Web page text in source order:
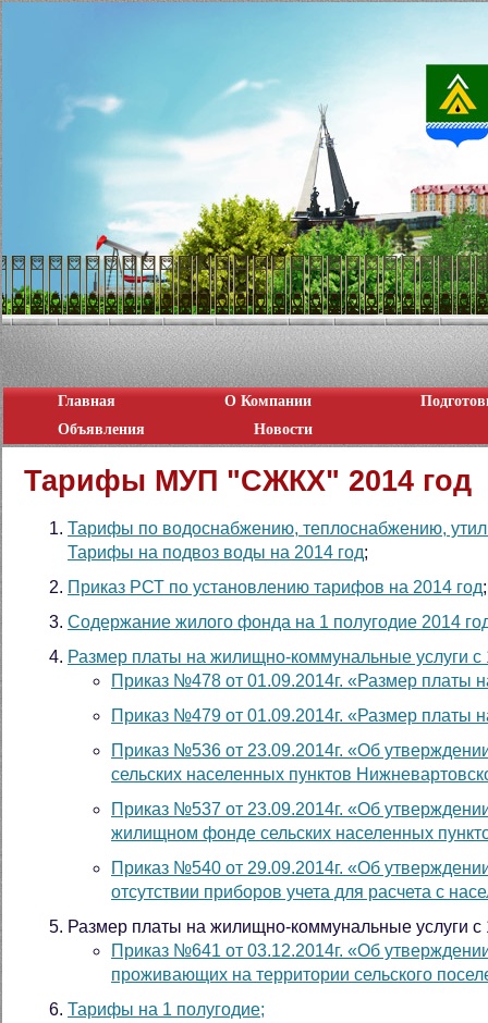
Главная О Компании
Объявления
Новости
Тарифы МУП "СЖКХ" 2014 год
Тарифы по водоснабжению, теплоснабжению,
Тарифы на подвоз воды на 2014 год;
Приказ РСТ по установлению тарифов на 2014 год;
Содержание жилого фонда на 1 полугодие 2014
Размер платы на жилищно-коммунальные услуги с
Приказ №478 от 01.09.2014г. «Размер платы
Приказ №479 от 01.09.2014г. «Размер платы
Приказ №536 от 23.09.2014г. «Об
сельских населенных пунктов
Приказ №537 от 23.09.2014г. «Об
жилищном фонде сельских населенных
Приказ №540 от 29.09.2014г. «Об
отсутствии приборов учета для расчета с
Размер платы на жилищно-коммунальные услуги с
Приказ №641 от 03.12.2014г. «Об
проживающих на территории сельского
Тарифы на 1 полугодие;